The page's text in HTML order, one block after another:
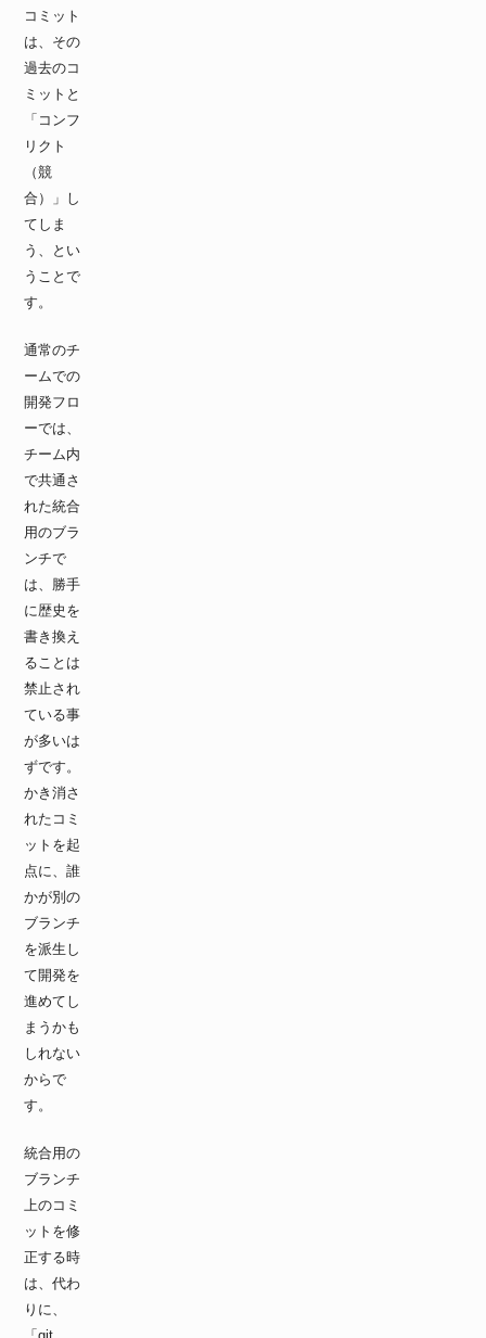
コミット
は、その
過去のコ
ミットと
「コンフ
リクト
（競
合）」し
てしま
う、とい
うことで
す。
通常のチ
ームでの
開発フロ
ーでは、
チーム内
で共通さ
れた統合
用のブラ
ンチで
は、勝手
に歴史を
書き換え
ることは
禁止され
ている事
が多いは
ずです。
かき消さ
れたコミ
ットを起
点に、誰
かが別の
ブランチ
を派生し
て開発を
進めてし
まうかも
しれない
からで
す。
統合用の
ブランチ
上のコミ
ットを修
正する時
は、代わ
りに、